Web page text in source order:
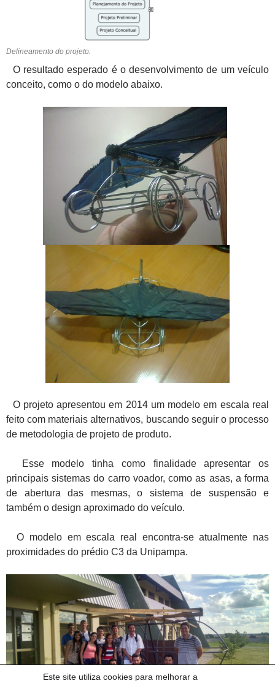
Este site utiliza cookies para melhorar a
Delineamento do projeto.
O resultado esperado é o desenvolvimento de um veículo
conceito, como o do modelo abaixo.
O projeto apresentou em 2014 um modelo em escala real
feito com materiais alternativos, buscando seguir o processo
de metodologia de projeto de produto.
Esse modelo tinha como finalidade apresentar os
principais sistemas do carro voador, como as asas, a forma
de abertura das mesmas, o sistema de suspensão e
também o design aproximado do veículo.
O modelo em escala real encontra-se atualmente nas
proximidades do prédio C3 da Unipampa.